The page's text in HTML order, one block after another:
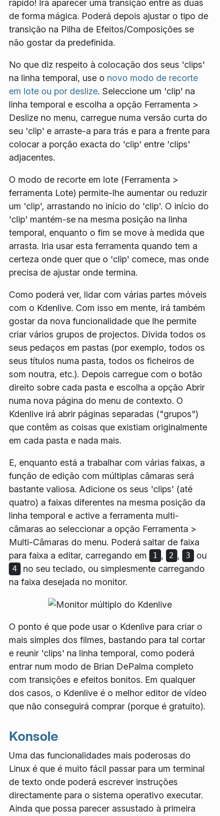
rápido! Irá aparecer uma transição entre as duas
de forma mágica. Poderá depois ajustar o tipo de
transição na Pilha de Efeitos/Composições se
não gostar da predefinida.
No que diz respeito à colocação dos seus 'clips'
na linha temporal, use o novo modo de recorte
em lote ou por deslize. Seleccione um 'clip' na
linha temporal e escolha a opção Ferramenta >
Deslize no menu, carregue numa versão curta do
seu 'clip' e arraste-a para trás e para a frente para
colocar a porção exacta do 'clip' entre 'clips'
adjacentes.
O modo de recorte em lote (Ferramenta >
ferramenta Lote) permite-lhe aumentar ou reduzir
um 'clip', arrastando no início do 'clip'. O início do
'clip' mantém-se na mesma posição na linha
temporal, enquanto o fim se move à medida que
arrasta. Iria usar esta ferramenta quando tem a
certeza onde quer que o 'clip' comece, mas onde
precisa de ajustar onde termina.
Como poderá ver, lidar com várias partes móveis
com o Kdenlive. Com isso em mente, irá também
gostar da nova funcionalidade que lhe permite
criar vários grupos de projectos. Divida todos os
seus pedaços em pastas (por exemplo, todos os
seus títulos numa pasta, todos os ficheiros de
som noutra, etc.). Depois carregue com o botão
direito sobre cada pasta e escolha a opção Abrir
numa nova página do menu de contexto. O
Kdenlive irá abrir páginas separadas ("grupos")
que contêm as coisas que existiam originalmente
em cada pasta e nada mais.
E, enquanto está a trabalhar com várias faixas, a
função de edição com múltiplas câmaras será
bastante valiosa. Adicione os seus 'clips' (até
quatro) a faixas diferentes na mesma posição da
linha temporal e active a ferramenta multi-
câmaras ao seleccionar a opção Ferramenta >
Multi-Câmaras do menu. Poderá saltar de faixa
para faixa a editar, carregando em
1 , 2 , 3 ou
4
no seu teclado, ou simplesmente carregando
na faixa desejada no monitor.
O ponto é que pode usar o Kdenlive para criar o
mais simples dos filmes, bastando para tal cortar
e reunir 'clips' na linha temporal, como poderá
entrar num modo de Brian DePalma completo
com transições e efeitos bonitos. Em qualquer
dos casos, o Kdenlive é o melhor editor de vídeo
que não conseguirá comprar (porque é gratuito).
Konsole
Uma das funcionalidades mais poderosas do
Linux é que é muito fácil passar para um terminal
de texto onde poderá escrever instruções
directamente para o sistema operativo executar.
Ainda que possa parecer assustado à primeira